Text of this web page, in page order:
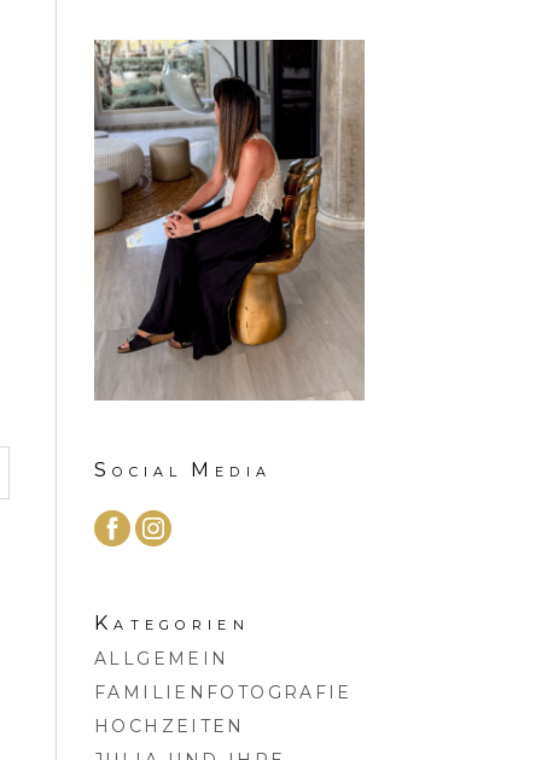
Social Media
Kategorien
ALLGEMEIN
FAMILIENFOTOGRAFIE
HOCHZEITEN